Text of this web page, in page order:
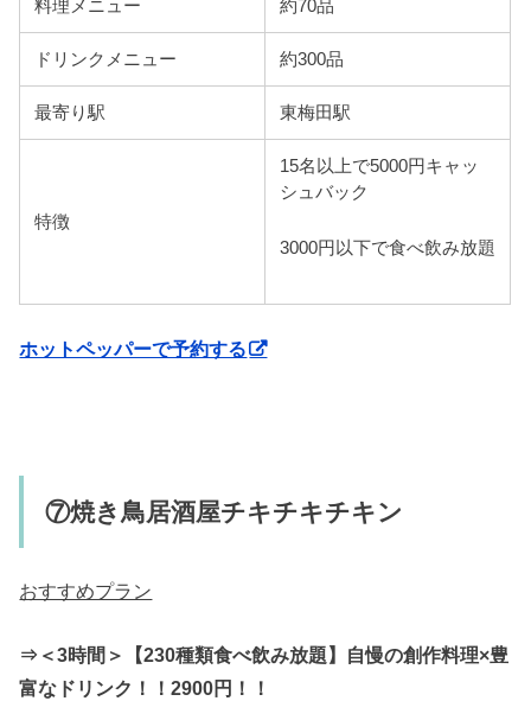
料理メニュー 約70品
ドリンクメニュー 約300品
最寄り駅 東梅田駅
特徴
15名以上で5000円キャッ
シュバック
3000円以下で食べ飲み放題
ホットペッパーで予約する
⑦焼き鳥居酒屋チキチキチキン
おすすめプラン
⇒＜3時間＞【230種類食べ飲み放題】自慢の創作料理×豊
富なドリンク！！2900円！！